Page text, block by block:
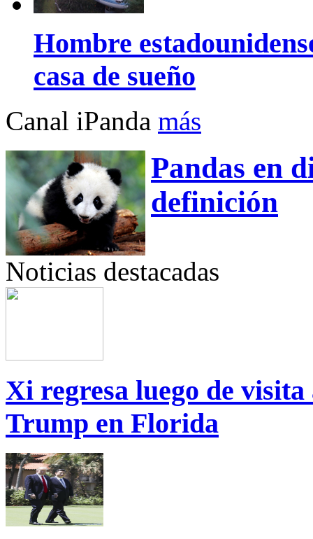
Hombre
casa de sueño
Canal iPanda más
Pandas en
definición
Noticias destacadas
Xi regresa luego de
Trump en Florida